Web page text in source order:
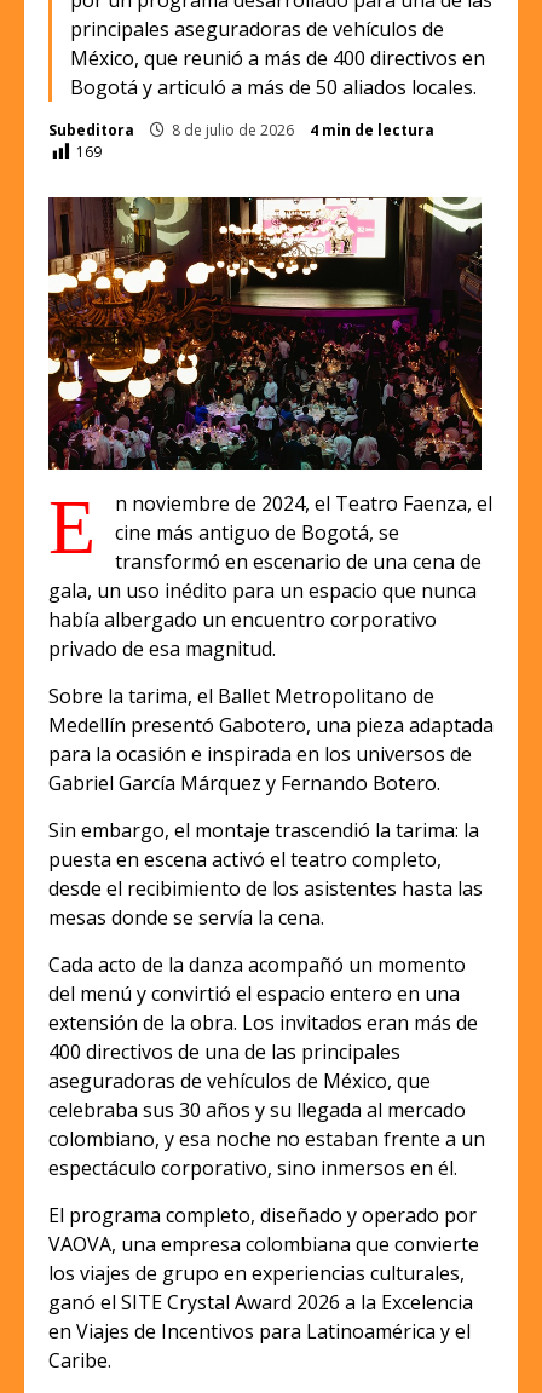
principales aseguradoras de vehículos de
México, que reunió a más de 400 directivos en
Bogotá y articuló a más de 50 aliados locales.
Subeditora 8 de julio de 2026
4 min de lectura
169
E
n noviembre de 2024, el Teatro Faenza, el
cine más antiguo de Bogotá, se
transformó en escenario de una cena de
gala, un uso inédito para un espacio que nunca
había albergado un encuentro corporativo
privado de esa magnitud.
Sobre la tarima, el Ballet Metropolitano de
Medellín presentó Gabotero, una pieza adaptada
para la ocasión e inspirada en los universos de
Gabriel García Márquez y Fernando Botero.
Sin embargo, el montaje trascendió la tarima: la
puesta en escena activó el teatro completo,
desde el recibimiento de los asistentes hasta las
mesas donde se servía la cena.
Cada acto de la danza acompañó un momento
del menú y convirtió el espacio entero en una
extensión de la obra. Los invitados eran más de
400 directivos de una de las principales
aseguradoras de vehículos de México, que
celebraba sus 30 años y su llegada al mercado
colombiano, y esa noche no estaban frente a un
espectáculo corporativo, sino inmersos en él.
El programa completo, diseñado y operado por
VAOVA, una empresa colombiana que convierte
los viajes de grupo en experiencias culturales,
ganó el SITE Crystal Award 2026 a la Excelencia
en Viajes de Incentivos para Latinoamérica y el
Caribe.